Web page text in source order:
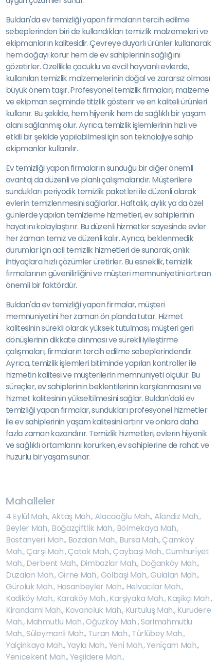
Buldan'da ev temizliği yapan firmaların tercih edilme
sebeplerinden biri de kullandıkları temizlik malzemeleri ve
ekipmanların kalitesidir. Çevreye duyarlı ürünler kullanarak
hem doğayı korur hem de ev sahiplerinin sağlığını
gözetirler. Özellikle çocuklu ve evcil hayvanlı evlerde,
kullanılan temizlik malzemelerinin doğal ve zararsız olması
büyük önem taşır. Profesyonel temizlik firmaları, malzeme
ve ekipman seçiminde titizlik gösterir ve en kaliteli ürünleri
kullanır. Bu şekilde, hem hijyenik hem de sağlıklı bir yaşam
alanı sağlanmış olur. Ayrıca, temizlik işlemlerinin hızlı ve
etkili bir şekilde yapılabilmesi için son teknolojiye sahip
ekipmanlar kullanılır.
Ev temizliği yapan firmaların sunduğu bir diğer önemli
avantaj da düzenli ve planlı çalışmalarıdır. Müşterilere
sundukları periyodik temizlik paketleri ile düzenli olarak
evlerin temizlenmesini sağlarlar. Haftalık, aylık ya da özel
günlerde yapılan temizleme hizmetleri, ev sahiplerinin
hayatını kolaylaştırır. Bu düzenli hizmetler sayesinde evler
her zaman temiz ve düzenli kalır. Ayrıca, beklenmedik
durumlar için acil temizlik hizmetleri de sunarak, anlık
ihtiyaçlara hızlı çözümler üretirler. Bu esneklik, temizlik
firmalarının güvenilirliğini ve müşteri memnuniyetini artıran
önemli bir faktördür.
Buldan'da ev temizliği yapan firmalar, müşteri
memnuniyetini her zaman ön planda tutar. Hizmet
kalitesinin sürekli olarak yüksek tutulması, müşteri geri
dönüşlerinin dikkate alınması ve sürekli iyileştirme
çalışmaları, firmaların tercih edilme sebeplerindendir.
Ayrıca, temizlik işlemleri bitiminde yapılan kontroller ile
hizmetin kalitesi ve müşterilerin memnuniyeti ölçülür. Bu
süreçler, ev sahiplerinin beklentilerinin karşılanmasını ve
hizmet kalitesinin yükseltilmesini sağlar. Buldan'daki ev
temizliği yapan firmalar, sundukları profesyonel hizmetler
ile ev sahiplerinin yaşam kalitesini artırır ve onlara daha
fazla zaman kazandırır. Temizlik hizmetleri, evlerin hijyenik
ve sağlıklı ortamlarını korurken, ev sahiplerine de rahat ve
huzurlu bir yaşam sunar.
Mahalleler
4 Eylül Mah.,Aktaş Mah.,Alacaoğlu Mah.,Alandiz Mah.,
Beyler Mah., Boğazçi̇ftli̇k Mah., Bölmekaya Mah.,
Bostanyeri̇ Mah., Bozalan Mah.,Bursa Mah.,Çamköy
Mah.,Çarşi Mah.,Çatak Mah.,Çaybaşi Mah.,Cumhuri̇yet
Mah.,Derbent Mah., Dimbazlar Mah., Doğanköy Mah.,
Düzalan Mah.,Gi̇rne Mah.,Gölbaşi Mah.,Gülalan Mah.,
Güroluk Mah., Hasanbeyler Mah., Helvacilar Mah.,
Kadiköy Mah., Karaköy Mah.,Karşiyaka Mah.,Kaşikçi Mah.,
Kirandami Mah.,Kovanoluk Mah., Kurtuluş Mah.,Kurudere
Mah.,Mahmutlu Mah.,Oğuzköy Mah.,Sarimahmutlu
Mah.,Süleymanli Mah., Turan Mah.,Türlübey Mah.,
Yalçinkaya Mah.,Yayla Mah.,Yeni̇ Mah.,Yeni̇çam Mah.,
Yeni̇cekent Mah.,Yeşi̇ldere Mah.,